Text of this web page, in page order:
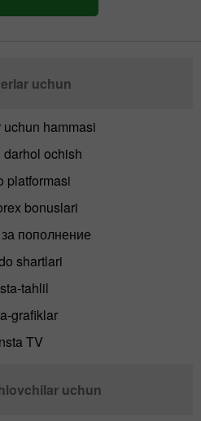
uchun
hammasi
ochish
platformasi
bonuslari
пополнение
shartlari
tahlil
grafiklar
TV
uchun